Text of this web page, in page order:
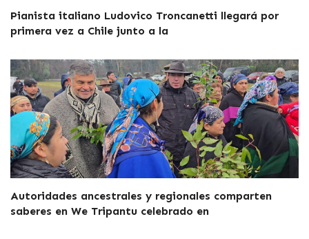
Pianista italiano Ludovico Troncanetti llegará por
primera vez a Chile junto a la
Autoridades ancestrales y regionales comparten
saberes en We Tripantu celebrado en